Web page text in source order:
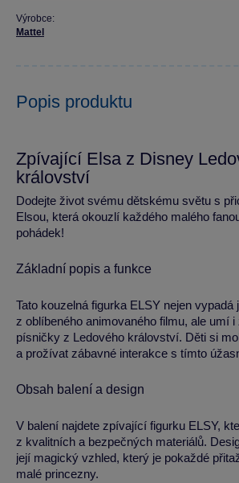
Výrobce:
Mattel
Popis produktu
Zpívající Elsa z Disney
království
Dodejte život svému dětskému světu s
Elsou, která okouzlí každého malého
pohádek!
Základní popis a funkce
Tato kouzelná figurka ELSY nejen vypadá
z oblíbeného animovaného filmu, ale umí
písničky z Ledového království. Děti si
a prožívat zábavné interakce s tímto
Obsah balení a design
V balení najdete zpívající figurku ELSY,
z kvalitních a bezpečných materiálů.
její magický vzhled, který je pokaždé
malé princezny.